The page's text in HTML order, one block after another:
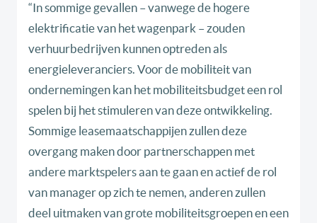
“In sommige gevallen – vanwege de hogere
elektrificatie van het wagenpark – zouden
verhuurbedrijven kunnen optreden als
energieleveranciers. Voor de mobiliteit van
ondernemingen kan het mobiliteitsbudget een rol
spelen bij het stimuleren van deze ontwikkeling.
Sommige leasemaatschappijen zullen deze
overgang maken door partnerschappen met
andere marktspelers aan te gaan en actief de rol
van manager op zich te nemen, anderen zullen
deel uitmaken van grote mobiliteitsgroepen en een